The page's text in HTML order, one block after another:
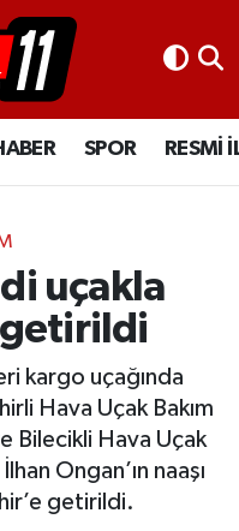
SPOR RESMİ
uçakla
getirildi
kargo uçağında
Hava Uçak Bakım
Bilecikli Hava Uçak
Ongan’ın naaşı
getirildi.
Fikstür